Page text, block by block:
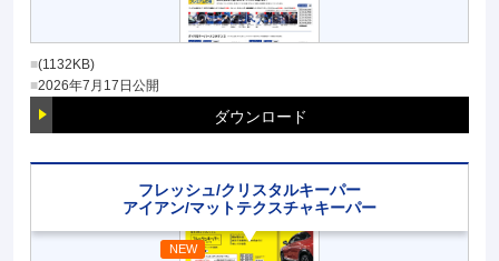
(1132KB)
2026年7月17日公開
ダウンロード
フレッシュ/クリスタルキーパー
アイアン/マットテクスチャキーパー